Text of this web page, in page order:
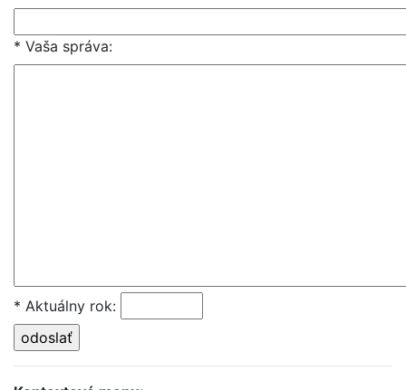
* Vaša správa:
* Aktuálny rok: